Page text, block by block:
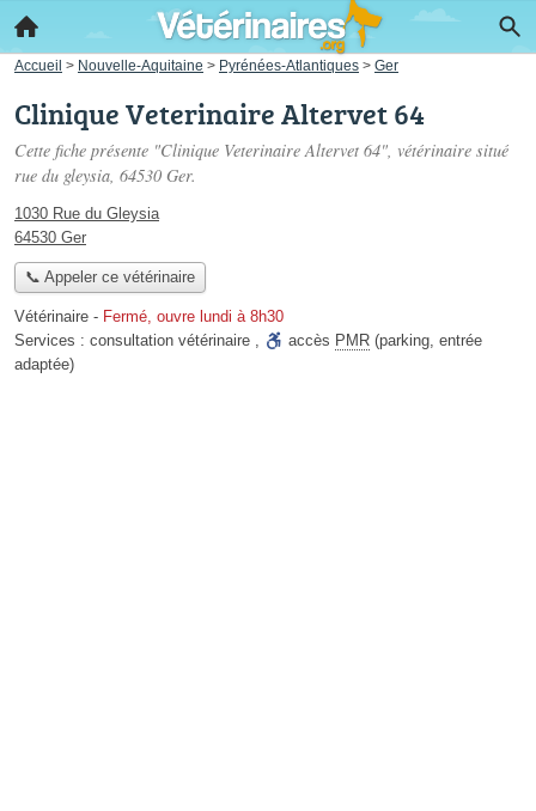
Accueil > Nouvelle-Aquitaine > Pyrénées-Atlantiques > Ger
Clinique Veterinaire Altervet 64
Cette fiche présente "Clinique Veterinaire Altervet 64", vétérinaire situé
rue du gleysia, 64530 Ger.
1030 Rue du Gleysia
64530 Ger
📞 Appeler ce vétérinaire
Vétérinaire - Fermé, ouvre lundi à 8h30
Services : consultation vétérinaire , accès PMR (parking, entrée
adaptée)